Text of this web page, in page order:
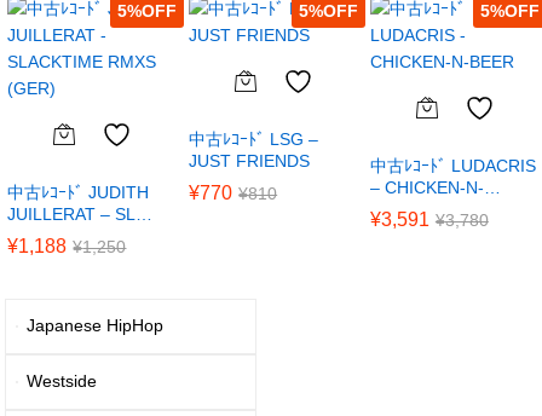
5%
中古ﾚｺｰﾄﾞ JUDITH
JUILLERAT – SL…
¥1,188 ¥1,250
5%
中古ﾚｺｰﾄﾞ LSG –
JUST FRIENDS
¥770 ¥810
5%
中古ﾚｺｰﾄﾞ LUDACRIS
– CHICKEN-N-…
¥3,591 ¥3,780
Japanese HipHop
Westside